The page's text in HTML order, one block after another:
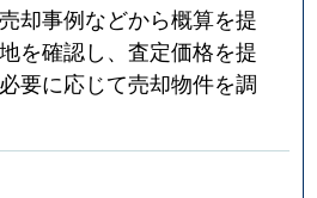
却事例などから概算を提
を確認し、査定価格を提
要に応じて売却物件を調